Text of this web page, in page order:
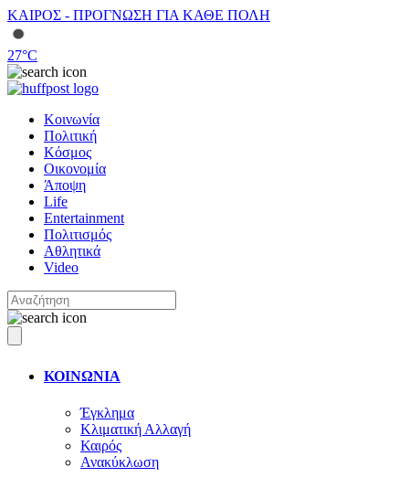
ΚΑΙΡΟΣ - ΠΡΟΓΝΩΣΗ ΓΙΑ ΚΑΘΕ ΠΟΛΗ
27°C
Κοινωνία
Πολιτική
Κόσμος
Οικονομία
Άποψη
Life
Entertainment
Πολιτισμός
Αθλητικά
Video
ΚΟΙΝΩΝΙΑ
Έγκλημα
Κλιματική Αλλαγή
Καιρός
Ανακύκλωση